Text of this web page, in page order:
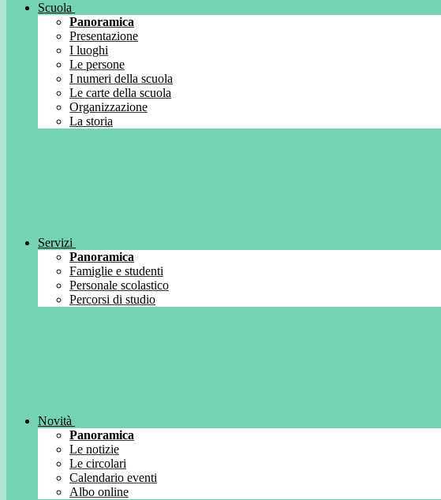
Scuola
Panoramica
Presentazione
I luoghi
Le persone
I numeri della scuola
Le carte della scuola
Organizzazione
La storia
Servizi
Panoramica
Famiglie e studenti
Personale scolastico
Percorsi di studio
Novità
Panoramica
Le notizie
Le circolari
Calendario eventi
Albo online